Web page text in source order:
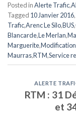
Posted inAlerte Trafic,
Tagged 10 Janvier 2016,
Trafic,Arenc Le Silo,BUS,
Blancarde,Le Merlan,
Marguerite,
Maurras,RTM,Service
ALERTE
RTM : 31
et